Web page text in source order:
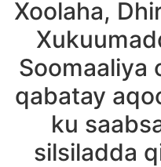
Xoolaha,
Soomaaliya
qabatay
ku
silsiladda